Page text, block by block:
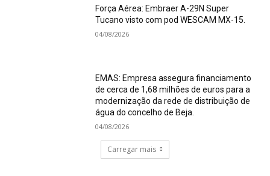
Força Aérea: Embraer A-29N Super
Tucano visto com pod WESCAM MX-15.
04/08/2026
EMAS: Empresa assegura financiamento
de cerca de 1,68 milhões de euros para a
modernização da rede de distribuição de
água do concelho de Beja.
04/08/2026
Carregar mais